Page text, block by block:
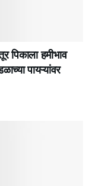
हमीभाव
पायऱ्यांवर